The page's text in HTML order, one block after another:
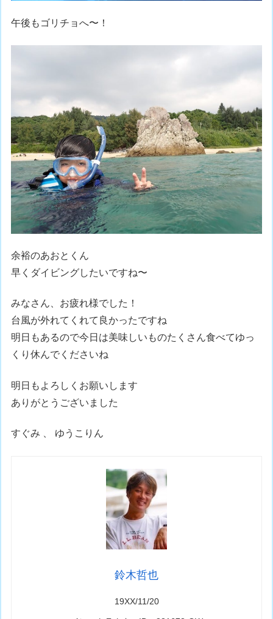
午後もゴリチョへ〜！
余裕のあおとくん
早くダイビングしたいですね〜
みなさん、お疲れ様でした！
台風が外れてくれて良かったですね
明日もあるので今日は美味しいものたくさん食べてゆっ
くり休んでくださいね
明日もよろしくお願いします
ありがとうございました
すぐみ 、 ゆうこりん
鈴木哲也
19XX/11/20